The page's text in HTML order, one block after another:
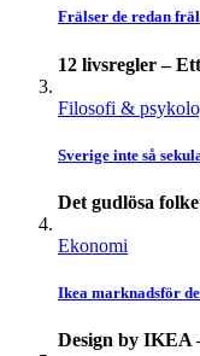
Frälser de redan
12 livsregler –
Filosofi &
Sverige inte så
Det gudlösa
Ekonomi
Ikea marknadsför
Design by IKEA